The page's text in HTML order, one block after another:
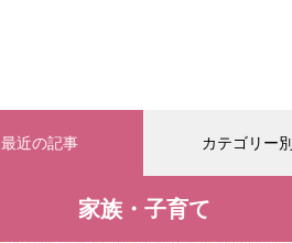
最近の記事 カテゴリー別
開業・ビジネス
家族・子育て